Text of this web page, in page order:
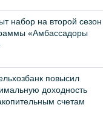
набор на второй сезон
«Амбассадоры
повысил
доходность
счетам